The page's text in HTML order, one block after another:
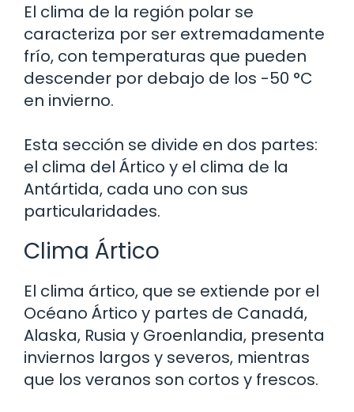
El clima de la región polar se
caracteriza por ser extremadamente
frío, con temperaturas que pueden
descender por debajo de los -50 °C
en invierno.
Esta sección se divide en dos partes:
el clima del Ártico y el clima de la
Antártida, cada uno con sus
particularidades.
Clima Ártico
El clima ártico, que se extiende por el
Océano Ártico y partes de Canadá,
Alaska, Rusia y Groenlandia, presenta
inviernos largos y severos, mientras
que los veranos son cortos y frescos.